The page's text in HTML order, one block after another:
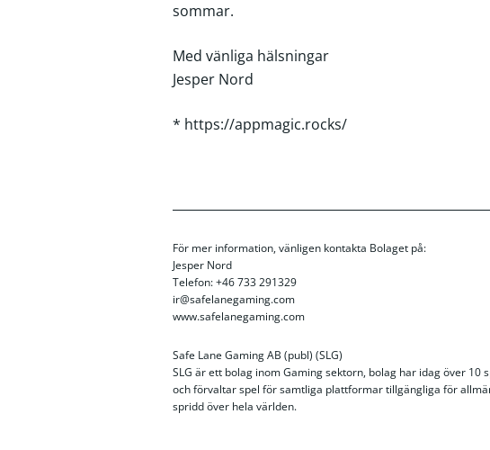
sommar.
Med vänliga hälsningar
Jesper Nord
* https://appmagic.rocks/
För mer information, vänligen kontakta Bolaget på:
Jesper Nord
Telefon: +46 733 291329
ir@safelanegaming.com
www.safelanegaming.com
Safe Lane Gaming AB (publ) (SLG)
SLG är ett bolag inom Gaming sektorn, bolag har idag över
och förvaltar spel för samtliga plattformar tillgängliga för
spridd över hela världen.